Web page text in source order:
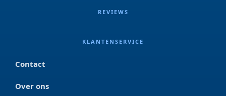
REVIEWS
KLANTENSERVICE
Contact
Over ons